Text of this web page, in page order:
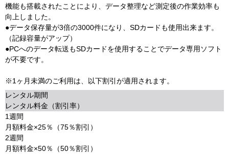
機能も搭載されたことにより、データ整理など測定後の作業効率も
向上しました。
●データ保存量が3倍の3000件になり、SDカードも使用出来ます。
（記録容量がアップ）
●PCへのデータ転送もSDカードを使用することでデータ専用ソフト
が不要です。
※1ヶ月未満のご利用は、以下割引が適用されます。
レンタル期間
レンタル料金（割引率）
1週間
月額料金×25％（75％割引）
2週間
月額料金×50％（50％割引）